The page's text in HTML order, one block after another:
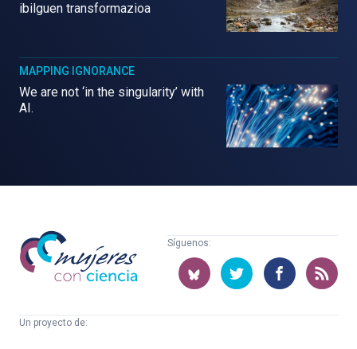
ibilguen transformazioa
MAPPING IGNORANCE
We are not ‘in the singularity’ with
AI.
Mujeres
con
ciencia
Síguenos:
Un proyecto de: